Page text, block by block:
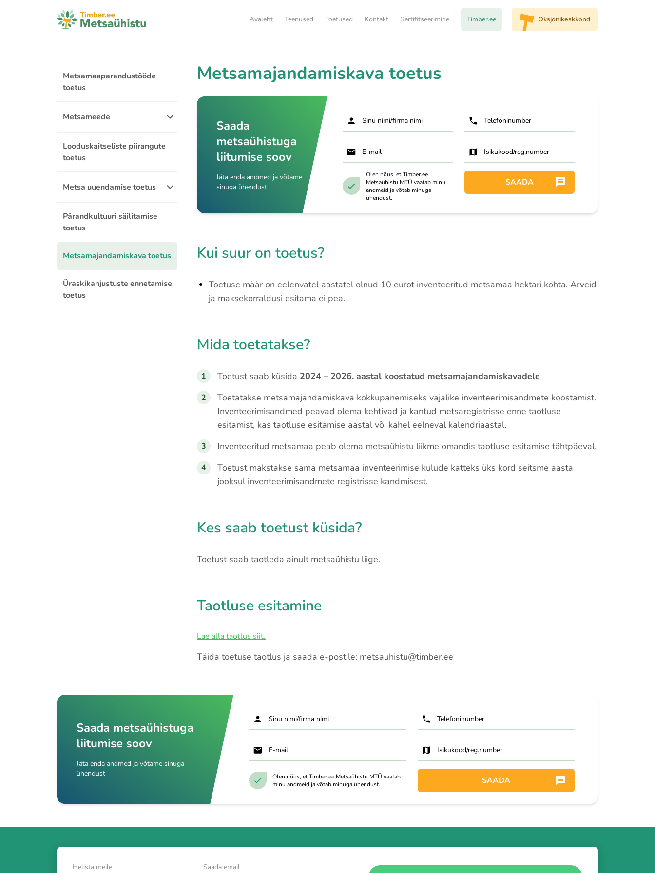
Avaleht Teenused Toetused Kontakt Sertifitseerimine Timber.ee Oksjonikeskkond
Metsamaaparandustööde
toetus
Metsameede
Looduskaitseliste piirangute
toetus
Metsa uuendamise toetus
Pärandkultuuri säilitamise
toetus
Metsamajandamiskava toetus
Üraskikahjustuste ennetamise
toetus
Metsamajandamiskava toetus
Saada
metsaühistuga
liitumise soov
Jäta enda andmed ja võtame
sinuga ühendust
Sinu nimi/firma nimi Telefoninumber
E-mail Isikukood/reg.number
Olen nõus, et Timber.ee
Metsaühistu MTÜ vaatab minu
andmeid ja võtab minuga
ühendust.
SAADA
Kui suur on toetus?
Toetuse määr on eelenvatel aastatel olnud 10 eurot inventeeritud metsamaa hektari kohta. Arveid
ja maksekorraldusi esitama ei pea.
Mida toetatakse?
Toetust saab küsida 2024 – 2026. aastal koostatud metsamajandamiskavadele
Toetatakse metsamajandamiskava kokkupanemiseks vajalike inventeerimisandmete koostamist.
Inventeerimisandmed peavad olema kehtivad ja kantud metsaregistrisse enne taotluse
esitamist, kas taotluse esitamise aastal või kahel eelneval kalendriaastal.
Inventeeritud metsamaa peab olema metsaühistu liikme omandis taotluse esitamise tähtpäeval.
Toetust makstakse sama metsamaa inventeerimise kulude katteks üks kord seitsme aasta
jooksul inventeerimisandmete registrisse kandmisest.
Kes saab toetust küsida?
Toetust saab taotleda ainult metsaühistu liige.
Taotluse esitamine
Lae alla taotlus siit.
Täida toetuse taotlus ja saada e-postile: metsauhistu@timber.ee
Saada metsaühistuga
liitumise soov
Jäta enda andmed ja võtame sinuga
ühendust
Sinu nimi/firma nimi Telefoninumber
E-mail Isikukood/reg.number
Olen nõus, et Timber.ee Metsaühistu MTÜ vaatab
minu andmeid ja võtab minuga ühendust.
SAADA
Helista meile Saada email